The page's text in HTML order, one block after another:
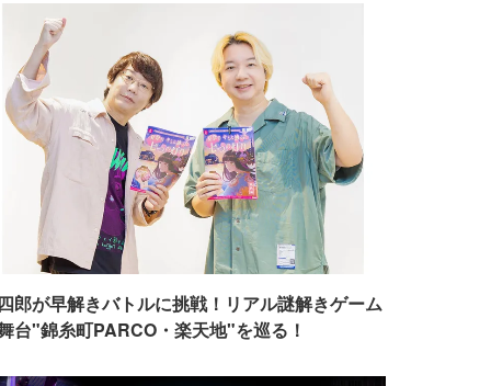
郎が早解きバトルに挑戦！リアル謎解きゲーム
台"錦糸町PARCO・楽天地"を巡る！